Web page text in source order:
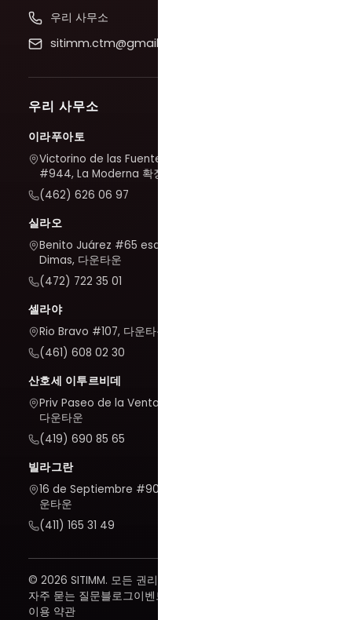
우리 사무소
sitimm.ctm@gmail.com
우리 사무소
이라푸아토
Victorino de las Fuentes
#944, La Moderna 확장
(462) 626 06 97
실라오
Benito Juárez #65 esq. San
Dimas, 다운타운
(472) 722 35 01
셀라야
Rio Bravo #107, 다운타운
(461) 608 02 30
산호세 이투르비데
Priv Paseo de la Venta #7,
다운타운
(419) 690 85 65
빌라그란
16 de Septiembre #909, 다
운타운
(411) 165 31 49
© 2026 SITIMM. 모든 권리 보유.
자주 묻는 질문블로그이벤트
이용 약관